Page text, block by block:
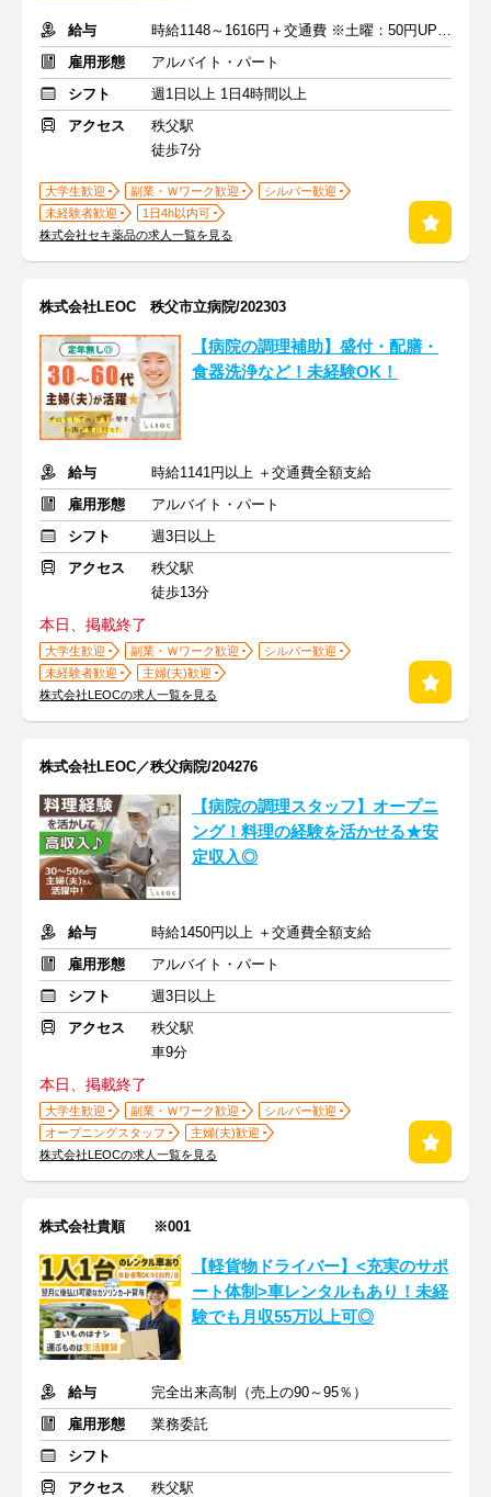
給与
時給1148～1616円＋交通費 ※土曜：50円UP/日曜・祝日：100円UP
雇用形態
アルバイト・パート
シフト
週1日以上 1日4時間以上
アクセス
秩父駅
徒歩7分
大学生歓迎 副業・Ｗワーク歓迎
シルバー歓迎
未経験者歓迎
1日4h以内可
株式会社セキ薬品の求人一覧を見る
株式会社LEOC 秩父市立病院/202303
【病院の調理補助】盛付・配膳・
食器洗浄など！未経験OK！
給与
時給1141円以上 ＋交通費全額支給
雇用形態
アルバイト・パート
シフト
週3日以上
アクセス
秩父駅
徒歩13分
本日、掲載終了
大学生歓迎 副業・Ｗワーク歓迎
シルバー歓迎
未経験者歓迎
主婦(夫)歓迎
株式会社LEOCの求人一覧を見る
株式会社LEOC／秩父病院/204276
【病院の調理スタッフ】オープニ
ング！料理の経験を活かせる★安
定収入◎
給与
時給1450円以上 ＋交通費全額支給
雇用形態
アルバイト・パート
シフト
週3日以上
アクセス
秩父駅
車9分
本日、掲載終了
大学生歓迎 副業・Ｗワーク歓迎
シルバー歓迎
オープニングスタッフ
主婦(夫)歓迎
株式会社LEOCの求人一覧を見る
株式会社貴順 ※001
【軽貨物ドライバー】<充実のサポ
ート体制>車レンタルもあり！未経
験でも月収55万以上可◎
給与
完全出来高制（売上の90～95％）
雇用形態
業務委託
シフト
アクセス
秩父駅